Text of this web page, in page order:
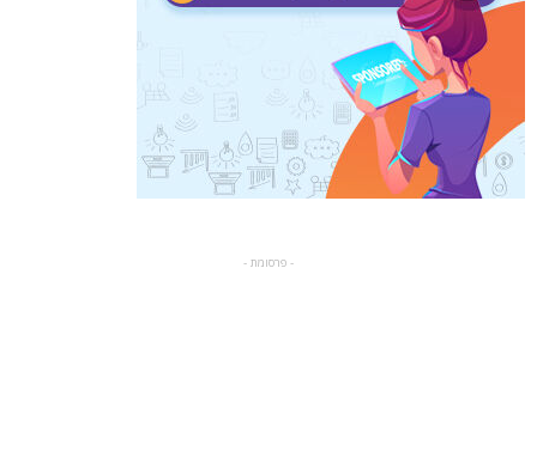
- פרסומת -